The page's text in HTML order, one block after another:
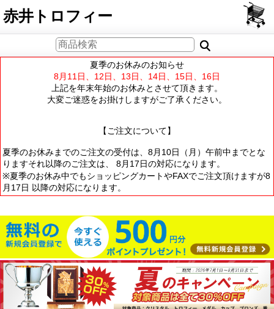
PCサイト
赤井トロフィー
夏季のお休みのお知らせ
8月11日、12日、13日、14日、15日、16日
上記を年末年始のお休みとさせて頂きます。
大変ご迷惑をお掛けしますがご了承ください。
【ご注文について】
夏季のお休みまでのご注文の受付は、8月10日（月）午前中までとな
りますそれ以降のご注文は、 8月17日の対応になります。
※夏季のお休み中でもショッピングカートやFAXでご注文頂けますが8
月17日 以降の対応になります。